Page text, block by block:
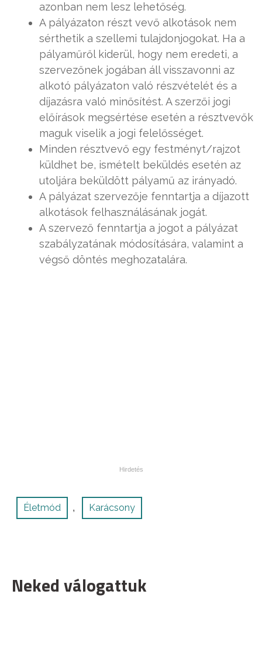
azonban nem lesz lehetőség.
A pályázaton részt vevő alkotások nem
sérthetik a szellemi tulajdonjogokat. Ha a
pályaműről kiderül, hogy nem eredeti, a
szervezőnek jogában áll visszavonni az
alkotó pályázaton való részvételét és a
díjazásra való minősítést. A szerzői jogi
előírások megsértése esetén a résztvevők
maguk viselik a jogi felelősséget.
Minden résztvevő egy festményt/rajzot
küldhet be, ismételt beküldés esetén az
utoljára beküldött pályamű az irányadó.
A pályázat szervezője fenntartja a díjazott
alkotások felhasználásának jogát.
A szervező fenntartja a jogot a pályázat
szabályzatának módosítására, valamint a
végső döntés meghozatalára.
Életmód , Karácsony
Neked válogattuk